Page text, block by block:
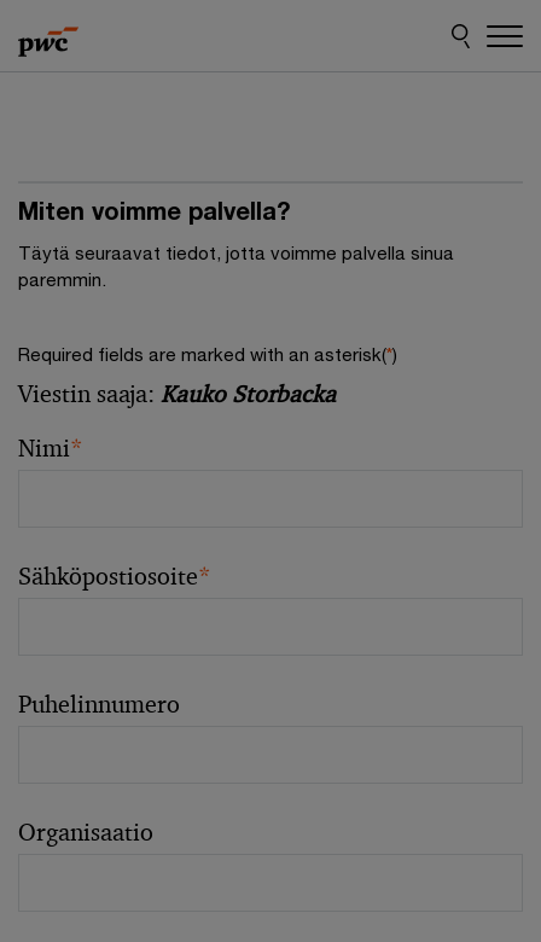
to
content
to
footer
Miten voimme palvella?
Täytä seuraavat tiedot, jotta voimme palvella sinua
paremmin.
Required fields are marked with an asterisk(*)
Viestin saaja: Kauko Storbacka
Nimi*
Sähköpostiosoite*
Puhelinnumero
Organisaatio